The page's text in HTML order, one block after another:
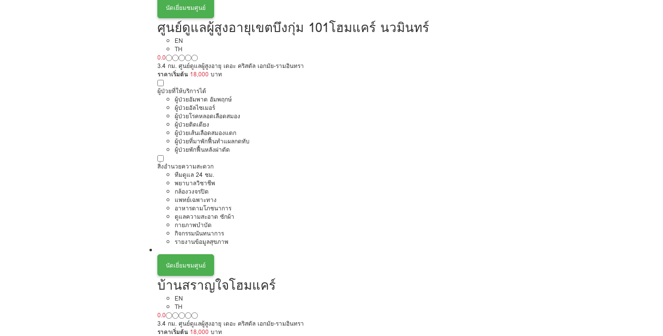
นัดเยี่ยมชมศูนย์
ศูนย์ดูแลผู้สูงอายุเขตบึงกุ่ม 101โฮมแคร์ นวมินทร์
EN
TH
0.0
3.4 กม. ศูนย์ดูแลผู้สูงอายุ เดอะ คริสตัล เอกมัย-รามอินทรา
ราคาเริ่มต้น 18,000 บาท
ผู้ป่วยที่ให้บริการได้
ผู้ป่วยอัมพาต อัมพฤกษ์
ผู้ป่วยอัลไซเมอร์
ผู้ป่วยโรคหลอดเลือดสมอง
ผู้ป่วยติดเตียง
ผู้ป่วยเส้นเลือดสมองแตก
ผู้ป่วยที่มาพักฟื้นทำแผลกดทับ
ผู้ป่วยพักฟื้นหลังผ่าตัด
สิ่งอำนวยความสะดวก
ทีมดูแล 24 ชม.
พยาบาลวิชาชีพ
กล้องวงจรปิด
แพทย์เฉพาะทาง
อาหารตามโภชนาการ
ดูแลความสะอาด ซักผ้า
กายภาพบำบัด
กิจกรรมนันทนาการ
รายงานข้อมูลสุขภาพ
นัดเยี่ยมชมศูนย์
บ้านสราญใจโฮมแคร์
EN
TH
0.0
3.4 กม. ศูนย์ดูแลผู้สูงอายุ เดอะ คริสตัล เอกมัย-รามอินทรา
ราคาเริ่มต้น 18,000 บาท